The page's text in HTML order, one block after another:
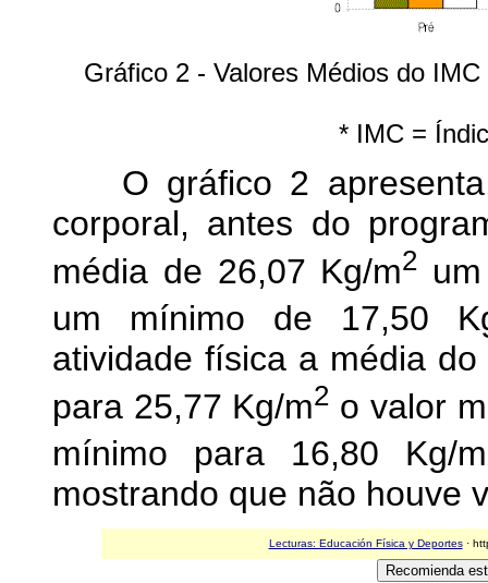
Gráfico 2 - Valores Médios do
* IMC =
O gráfico 2 apresenta
corporal, antes do
média de 26,07 Kg/m2
um mínimo de 17,50
atividade física a média
para 25,77 Kg/m2 o valor
mínimo para 16,80 Kg/m
mostrando que não houve
Lecturas: Educación Física y Deportes·